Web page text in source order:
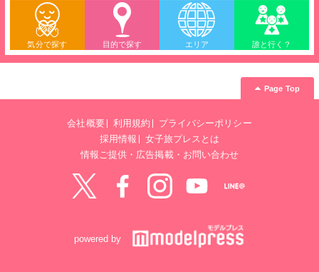
気分で探す 目的で探す エリア 誰と行く？
Page Top
会社概要 利用規約
プライバシーポリシー
採用情報
女子旅プレスとは
情報ご提供・広告掲載・お問い合わせ
powered by